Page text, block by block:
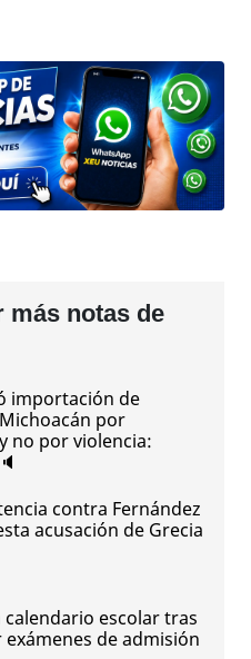
más notas de
importación de
por
no por violencia:
contra Fernández
acusación de Grecia
calendario escolar tras
de admisión